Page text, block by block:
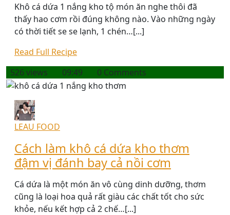
Khô cá dứa 1 nắng kho tộ món ăn nghe thôi đã
thấy hao cơm rồi đúng không nào. Vào những ngày
có thời tiết se se lạnh, 1 chén…[...]
Read Full Recipe
526 views
09:49 0 Comments
LEAU FOOD
Cách làm khô cá dứa kho thơm
đậm vị đánh bay cả nồi cơm
Cá dứa là một món ăn vô cùng dinh dưỡng, thơm
cũng là loại hoa quả rất giàu các chất tốt cho sức
khỏe, nếu kết hợp cả 2 chế…[...]